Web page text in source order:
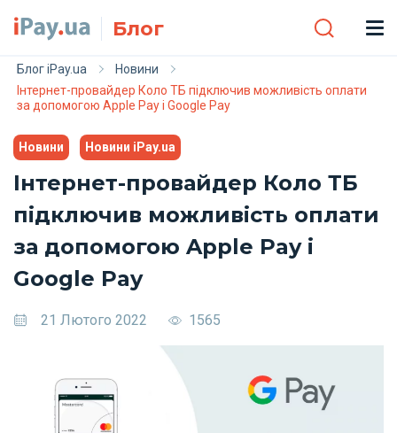
Блог
Блог iPay.ua
Новини
Інтернет-провайдер Коло ТБ підключив можливість оплати
за допомогою Apple Pay і Google Pay
Новини Новини iPay.ua
Інтернет-провайдер Коло ТБ
підключив можливість оплати
за допомогою Apple Pay і
Google Pay
21 Лютого 2022 1565